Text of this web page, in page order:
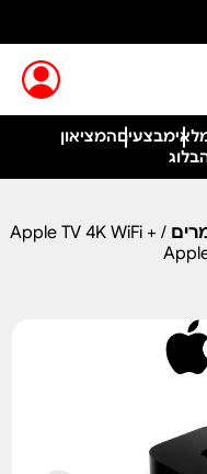
מבצעיםהמציאון
/ Apple TV 4K WiFi +